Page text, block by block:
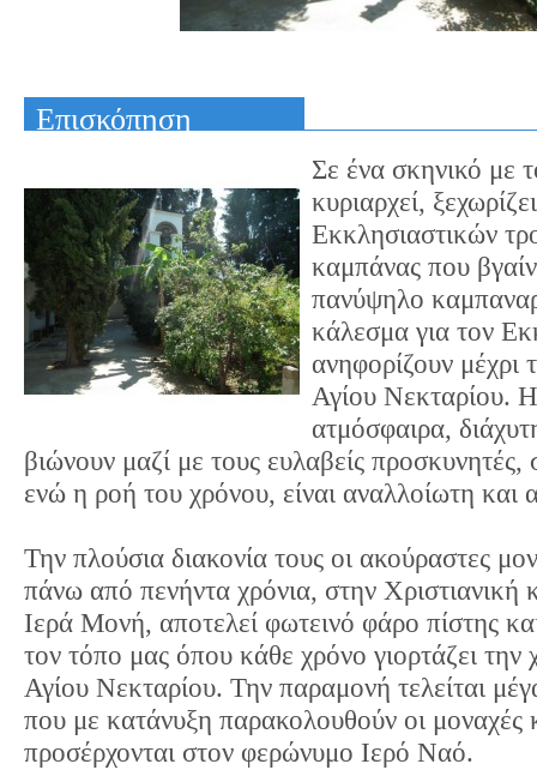
Επισκόπηση
Σε ένα σκηνικό με
κυριαρχεί,
Εκκλησιαστικών
καμπάνας που
πανύψηλο
κάλεσμα για τον
ανηφορίζουν μέχρι
Αγίου Νεκταρίου.
ατμόσφαιρα,
βιώνουν μαζί με τους ευλαβείς προσκυνητές,
ενώ η ροή του χρόνου, είναι αναλλοίωτη και
Την πλούσια διακονία τους οι ακούραστες
πάνω από πενήντα χρόνια, στην Χριστιανική
Ιερά Μονή, αποτελεί φωτεινό φάρο πίστης
τον τόπο μας όπου κάθε χρόνο γιορτάζει την
Αγίου Νεκταρίου. Την παραμονή τελείται
που με κατάνυξη παρακολουθούν οι μοναχές
προσέρχονται στον φερώνυμο Ιερό Ναό.